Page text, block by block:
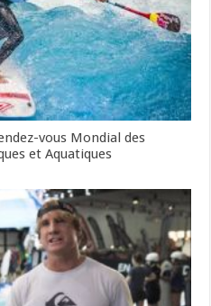
vous Mondial des
et Aquatiques